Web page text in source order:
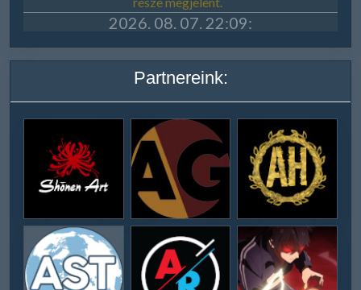
Partnereink: